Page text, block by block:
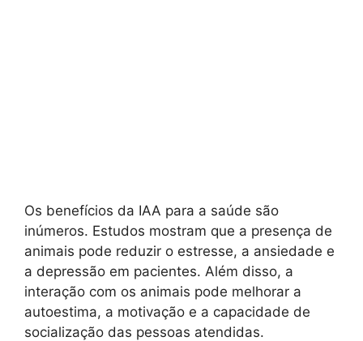
Os benefícios da IAA para a saúde são
inúmeros. Estudos mostram que a presença de
animais pode reduzir o estresse, a ansiedade e
a depressão em pacientes. Além disso, a
interação com os animais pode melhorar a
autoestima, a motivação e a capacidade de
socialização das pessoas atendidas.